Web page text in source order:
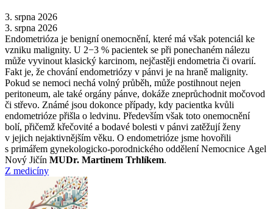
3. srpna 2026
3. srpna 2026
Endometrióza je benigní onemocnění, které má však potenciál ke
vzniku malignity. U 2−3 % pacientek se při ponechaném nálezu
může vyvinout klasický karcinom, nejčastěji endometria či ovarií.
Fakt je, že chování endometriózy v pánvi je na hraně malignity.
Pokud se nemoci nechá volný průběh, může postihnout nejen
peritoneum, ale také orgány pánve, dokáže zneprůchodnit močovod
či střevo. Známé jsou dokonce případy, kdy pacientka kvůli
endometrióze přišla o ledvinu. Především však toto onemocnění
bolí, přičemž křečovité a bodavé bolesti v pánvi zatěžují ženy
v jejich nejaktivnějším věku. O endometrióze jsme hovořili
s primářem gynekologicko-porodnického oddělení Nemocnice Agel
Nový Jičín MUDr. Martinem Trhlíkem.
Z medicíny